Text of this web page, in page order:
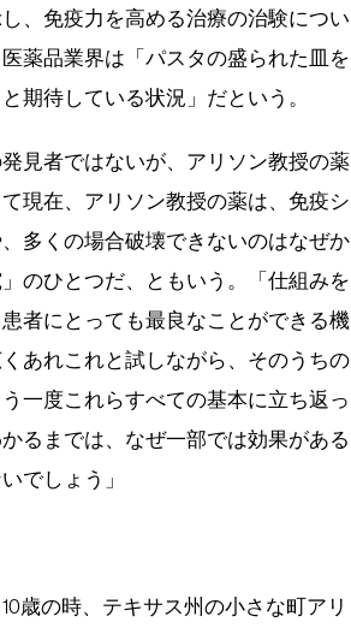
、免疫力を高める治療の治験につい
薬品業界は「パスタの盛られた皿を
期待している状況」だという。
見者ではないが、アリソン教授の薬
現在、アリソン教授の薬は、免疫シ
多くの場合破壊できないのはなぜか
のひとつだ、ともいう。「仕組みを
者にとっても最良なことができる機
あれこれと試しながら、そのうちの
一度これらすべての基本に立ち返っ
るまでは、なぜ一部では効果がある
でしょう」
歳の時、テキサス州の小さな町アリ